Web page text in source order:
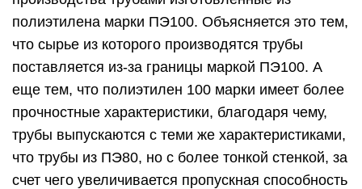
полиэтилена марки ПЭ100. Объясняется это тем,
что сырье из которого производятся трубы
поставляется из-за границы маркой ПЭ100. А
еще тем, что полиэтилен 100 марки имеет более
прочностные характеристики, благодаря чему,
трубы выпускаются с теми же характеристиками,
что трубы из ПЭ80, но с более тонкой стенкой, за
счет чего увеличивается пропускная способность